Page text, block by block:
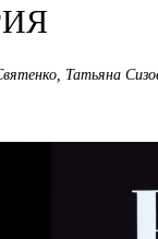
Татьяна